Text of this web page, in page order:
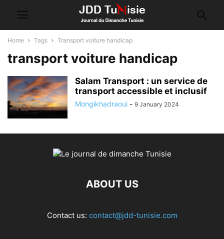
Home Tags Transport voiture handicap
transport voiture handicap
Salam Transport : un service de
transport accessible et inclusif
Mongikhadraoui - 9 January 2024
ABOUT US
Contact us: contact@jdd-tunisie.com